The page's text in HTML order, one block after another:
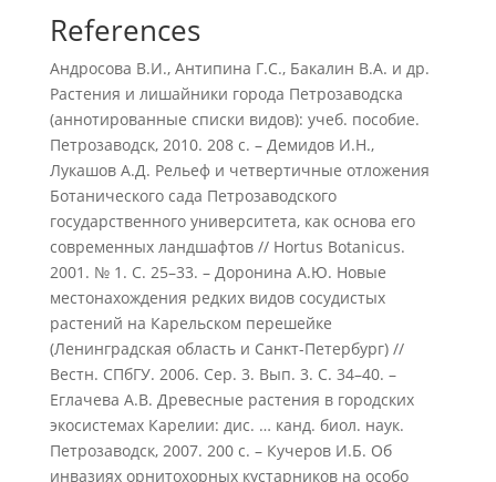
References
Андросова В.И., Антипина Г.С., Бакалин В.А. и др.
Растения и лишайники города Петрозаводска
(аннотированные списки видов): учеб. пособие.
Петрозаводск, 2010. 208 с. – Демидов И.Н.,
Лукашов А.Д. Рельеф и четвертичные отложения
Ботанического сада Петрозаводского
государственного университета, как основа его
современных ландшафтов // Hortus Botanicus.
2001. № 1. С. 25–33. – Доронина А.Ю. Новые
местонахождения редких видов сосудистых
растений на Карельском перешейке
(Ленинградская область и Санкт-Петербург) //
Вестн. СПбГУ. 2006. Сер. 3. Вып. 3. С. 34–40. –
Еглачева А.В. Древесные растения в городских
экосистемах Карелии: дис. … канд. биол. наук.
Петрозаводск, 2007. 200 с. – Кучеров И.Б. Об
инвазиях орнитохорных кустарников на особо